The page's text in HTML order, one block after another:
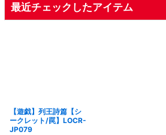
最近チェックしたアイテム
【遊戯】列王詩篇【シ
ークレット/罠】LOCR-
JP079